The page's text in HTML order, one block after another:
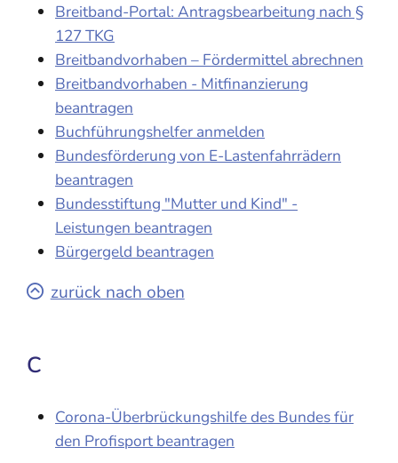
Breitband-Portal: Antragsbearbeitung nach §
127 TKG
Breitbandvorhaben – Fördermittel abrechnen
Breitbandvorhaben - Mitfinanzierung
beantragen
Buchführungshelfer anmelden
Bundesförderung von E-Lastenfahrrädern
beantragen
Bundesstiftung "Mutter und Kind" -
Leistungen beantragen
Bürgergeld beantragen
zurück nach oben
C
Corona-Überbrückungshilfe des Bundes für
den Profisport beantragen